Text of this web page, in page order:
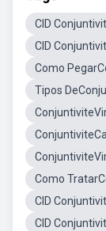
CID
CID
Como
Tipos
Como
CID
CID